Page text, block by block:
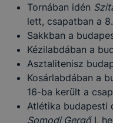
Tornában idén
lett, csapatban a
Sakkban a
Kézilabdában a
Asztalitenisz
Kosárlabdában a
16-ba került a
Atlétika budapesti
Somodi GergőI.